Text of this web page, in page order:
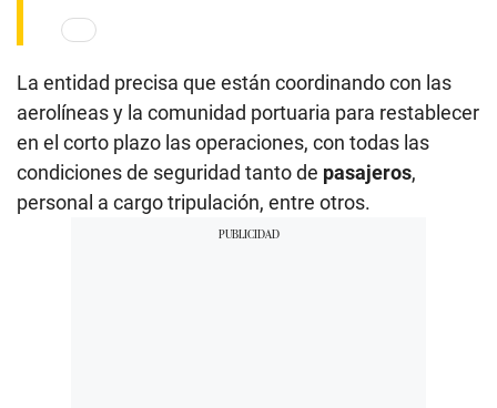
La entidad precisa que están coordinando con las
aerolíneas y la comunidad portuaria para restablecer
en el corto plazo las operaciones, con todas las
condiciones de seguridad tanto de pasajeros,
personal a cargo tripulación, entre otros.